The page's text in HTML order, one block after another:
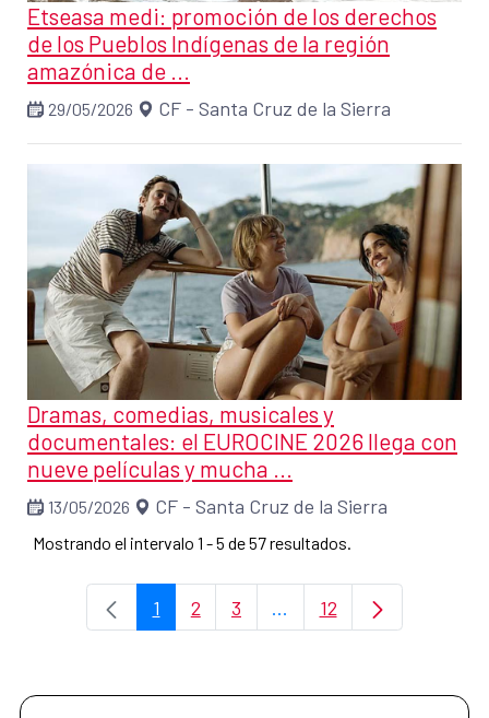
Etseasa medi: promoción de los derechos
de los Pueblos Indígenas de la región
amazónica de ...
29/05/2026 CF - Santa Cruz de la Sierra
Dramas, comedias, musicales y
documentales: el EUROCINE 2026 llega con
nueve películas y mucha ...
13/05/2026 CF - Santa Cruz de la Sierra
Mostrando el intervalo 1 - 5 de 57 resultados.
Página
1 Página
2 Página
3 ...Páginas intermedias
Página
12